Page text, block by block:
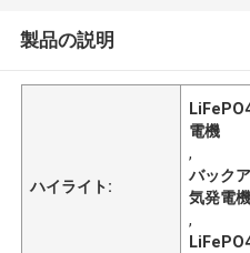
製品の説明
ハイライト:
電機
,
バック
気発電機
,